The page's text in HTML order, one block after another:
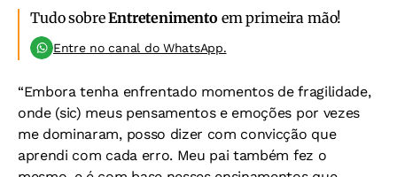
Tudo sobreEntretenimento em primeira mão!
Entre no canal do WhatsApp.
“Embora tenha enfrentado momentos de fragilidade,
onde (sic) meus pensamentos e emoções por vezes
me dominaram, posso dizer com convicção que
aprendi com cada erro. Meu pai também fez o